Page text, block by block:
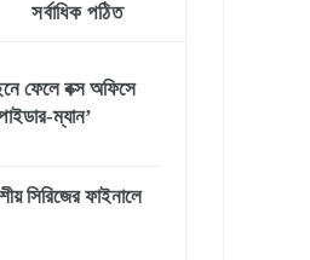
সর্বাধিক পঠিত
ফেলে বক্স অফিসে
ম্যান’
সিরিজের ফাইনালে